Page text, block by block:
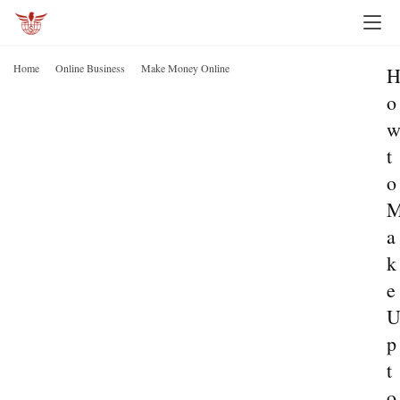
Home Online Business Make Money Online
H
o
w
t
o
a
k
e
U
p
t